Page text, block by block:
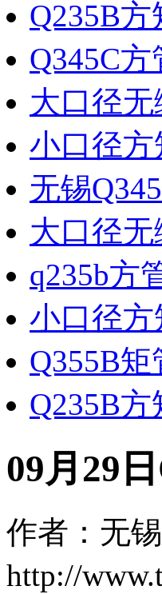
Q235B
Q345C
大口径
小口径
无锡
大口径
q235b方
小口径
Q355B
Q235B
09月29
作者：无
http://